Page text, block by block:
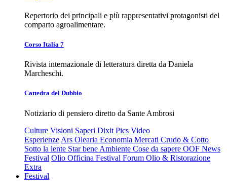
Repertorio dei principali e più rappresentativi protagonisti del
comparto agroalimentare.
Corso Italia 7
Rivista internazionale di letteratura diretta da Daniela
Marcheschi.
Cattedra del Dubbio
Notiziario di pensiero diretto da Sante Ambrosi
Culture Visioni Saperi Dixit Pics Video
Esperienze Ars Olearia Economia Mercati Crudo & Cotto
Sotto la lente Star bene Ambiente Cose da sapere OOF News
Festival Olio Officina Festival Forum Olio & Ristorazione
Extra
Festival